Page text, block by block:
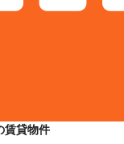
賃貸物件